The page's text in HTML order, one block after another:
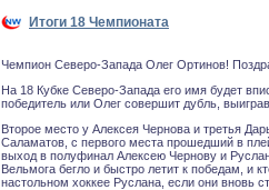
Итоги 18 Чемпионата
Чемпион Северо-Запада Олег Ортинов!
На 18 Кубке Северо-Запада его имя будет
победитель или Олег совершит дубль,
Второе место у Алексея Чернова и третья
Саламатов, с первого места прошедший в
выход в полуфинал Алексею Чернову и
Вельмога бегло и быстро летит к победам, и
настольном хоккее Руслана, если они вновь